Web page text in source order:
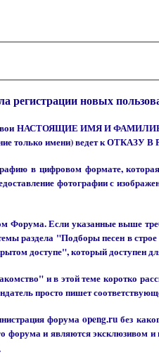
регистрации новых
свои НАСТОЯЩИЕ ИМЯ И
только имени) ведет к
в цифровом формате,
фотографии с
Форума. Если указанные выше
раздела "Подборы песен в
доступе", который доступен
и в этой теме коротко
просто пишет
форума openg.ru без
и являются эксклюзивом